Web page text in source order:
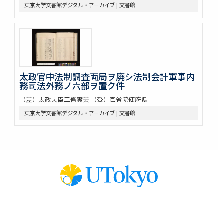
東京大学文書館デジタル・アーカイブ | 文書館
太政官中法制調査両局ヲ廃シ法制会計軍事内
務司法外務ノ六部ヲ置ク件
（差）太政大臣三條實美 （受）官省院使府県
東京大学文書館デジタル・アーカイブ | 文書館